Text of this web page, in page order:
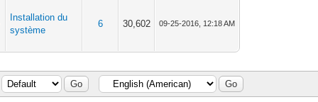
Installation du
système
6 30,602 09-25-2016, 12:18 AM